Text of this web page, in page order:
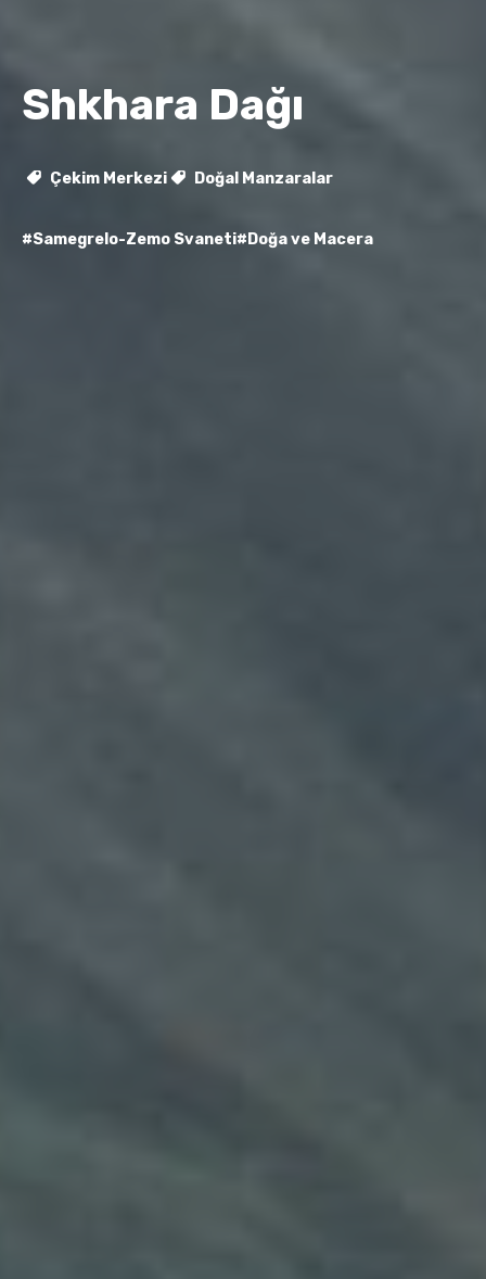
Shkhara Dağı
Çekim Merkezi Doğal Manzaralar
#Samegrelo-Zemo Svaneti#Doğa ve Macera